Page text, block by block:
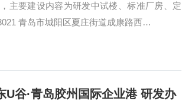
主要建设内容为研发中试楼、标准厂房、定
青岛市城阳区夏庄街道成康路西…
谷·青岛胶州国际企业港 研发办